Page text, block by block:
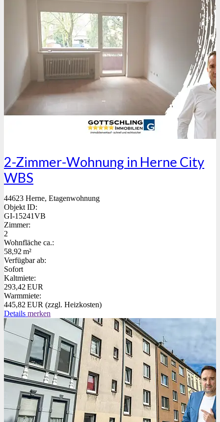
2-Zimmer-Wohnung in Herne City
WBS
44623 Herne, Etagenwohnung
Objekt ID:
GI-15241VB
Zimmer:
2
Wohnfläche ca.:
58,92 m²
Verfügbar ab:
Sofort
Kaltmiete:
293,42 EUR
Warmmiete:
445,82 EUR (zzgl. Heizkosten)
Details merken